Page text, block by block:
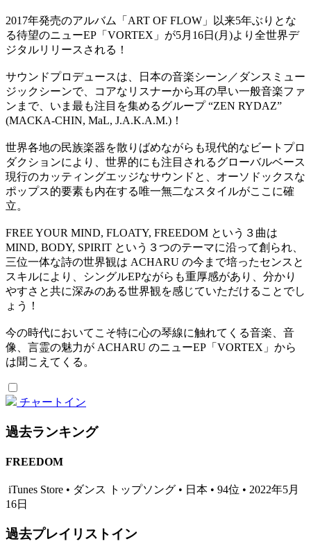
2017年発売のアルバム「ART OF FLOW」以来5年ぶりとな
る待望のニューEP「VORTEX」が5月16日(月)より全世界デ
ジタルリリースされる！
サウンドプロデュースは、日本の音楽シーン／ダンスミュー
ジックシーンで、コアなリスナーから耳の早い一般音楽ファ
ンまで、いま最も注目を集めるグループ “ZEN RYDAZ”
(MACKA-CHIN, MaL, J.A.K.A.M.)！
世界各地の民族楽器を散りばめながらも現代的なビートプロ
ダクションにより、世界的にも注目されるグローバルベース
現行のカッティングエッジなサウンドと、オーソドックスな
ポップス的要素も内在する唯一無二なスタイルがここに確
立。
FREE YOUR MIND, FLOATY, FREEDOM という３曲は
MIND, BODY, SPIRIT という３つのテーマに沿って創られ、
三位一体な詩の世界観は ACHARU の今まで培ったセンスと
スキルにより、シングルEPながらも重厚感があり、分かり
やすさと共に深みのある世界観を感じていただけることでし
ょう！
今の時代においてこそ特に心の琴線に触れてくる音楽、音
像、言霊の魅力が ACHARU のニューEP「VORTEX」から
は聞こえてくる。
チャートイン
過去ランキング
FREEDOM
iTunes Store • ダンス トップソング • 日本 • 94位 • 2022年5月
16日
過去プレイリストイン